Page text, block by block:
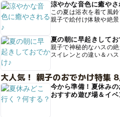
涼やかな音色に癒やさ
この夏は浴衣を着て風
親子で絵付け体験や絶
夏の朝に早起きしてお
親子で神秘的なハスの絶
スイレンとの違い＆ハ
大人気！ 親子のおでかけ特集 8
今から準備！夏休み
おすすめ遊び場＆イベ